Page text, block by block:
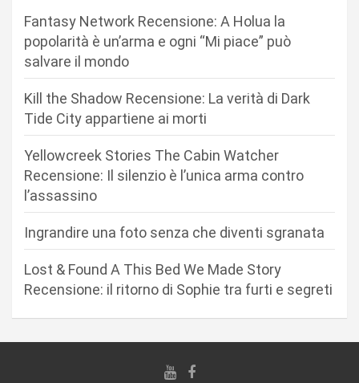
Fantasy Network Recensione: A Holua la
popolarità è un’arma e ogni “Mi piace” può
salvare il mondo
Kill the Shadow Recensione: La verità di Dark
Tide City appartiene ai morti
Yellowcreek Stories The Cabin Watcher
Recensione: Il silenzio è l’unica arma contro
l’assassino
Ingrandire una foto senza che diventi sgranata
Lost & Found A This Bed We Made Story
Recensione: il ritorno di Sophie tra furti e segreti